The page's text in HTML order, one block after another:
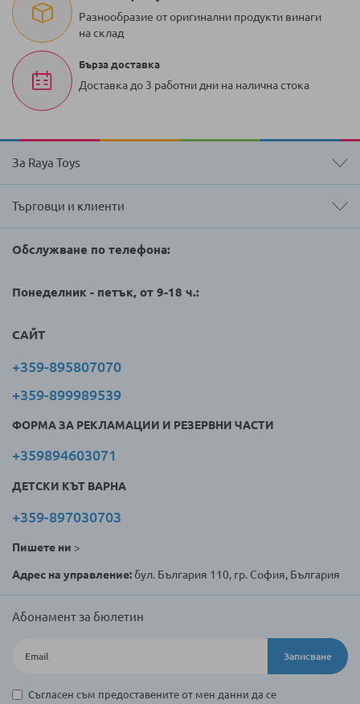
Разнообразие от оригинални продукти винаги
на склад
Бърза доставка
Доставка до 3 работни дни на налична стока
За Raya Toys
Търговци и клиенти
Обслужване по телефона:
Понеделник - петък, от 9-18 ч.:
САЙТ
+359-895807070
+359-899989539
ФОРМА ЗА РЕКЛАМАЦИИ И РЕЗЕРВНИ ЧАСТИ
+359894603071
ДЕТСКИ КЪТ ВАРНА
+359-897030703
Пишете ни >
Адрес на управление:бул. България 110, гр. София, България
Абонамент за бюлетин
Записване
Съгласен съм предоставените от мен данни да се